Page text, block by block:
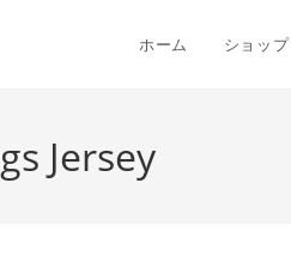
ホーム ショップ
Jersey